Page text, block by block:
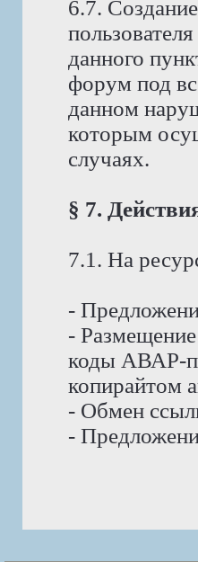
6.7.
данного
форум под
данном
которым
случаях.
§ 7.
7.1. На
-
-
коды АВАР-
копирайтом
- Обмен
-